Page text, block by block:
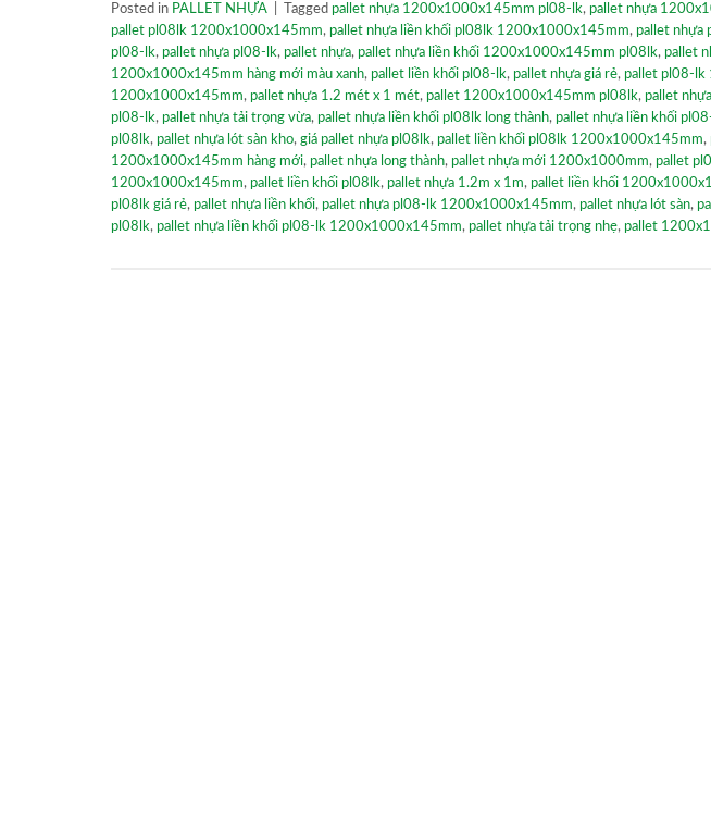
Posted in PALLET NHỰA Tagged pallet nhựa 1200x1000x145mm pl08-lk, pallet nhựa
pallet pl08lk 1200x1000x145mm, pallet nhựa liền khối pl08lk 1200x1000x145mm, pallet nhựa
pl08-lk, pallet nhựa pl08-lk, pallet nhựa, pallet nhựa liền khối 1200x1000x145mm pl08lk, pallet
1200x1000x145mm hàng mới màu xanh, pallet liền khối pl08-lk, pallet nhựa giá rẻ, pallet pl08-
1200x1000x145mm, pallet nhựa 1.2 mét x 1 mét, pallet 1200x1000x145mm pl08lk, pallet
pl08-lk, pallet nhựa tải trọng vừa, pallet nhựa liền khối pl08lk long thành, pallet nhựa liền khối
pl08lk, pallet nhựa lót sàn kho, giá pallet nhựa pl08lk, pallet liền khối pl08lk 1200x1000x145mm,
1200x1000x145mm hàng mới, pallet nhựa long thành, pallet nhựa mới 1200x1000mm, pallet
1200x1000x145mm, pallet liền khối pl08lk, pallet nhựa 1.2m x 1m, pallet liền khối
pl08lk giá rẻ, pallet nhựa liền khối, pallet nhựa pl08-lk 1200x1000x145mm, pallet nhựa lót sàn,
pl08lk, pallet nhựa liền khối pl08-lk 1200x1000x145mm, pallet nhựa tải trọng nhẹ, pallet